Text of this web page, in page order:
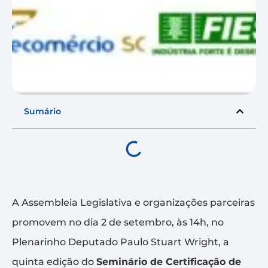
Sumário
A Assembleia Legislativa e organizações parceiras
promovem no dia 2 de setembro, às 14h, no
Plenarinho Deputado Paulo Stuart Wright, a
quinta edição do Seminário de Certificação de